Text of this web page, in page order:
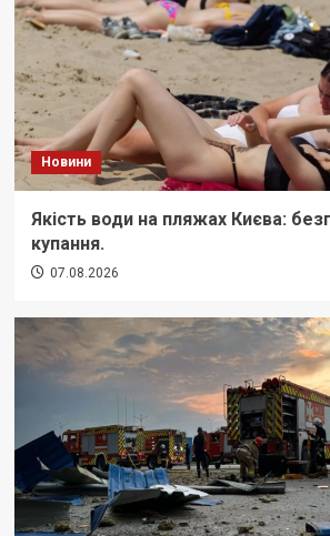
Новини
Якість води на пляжах Києва:
купання.
07.08.2026